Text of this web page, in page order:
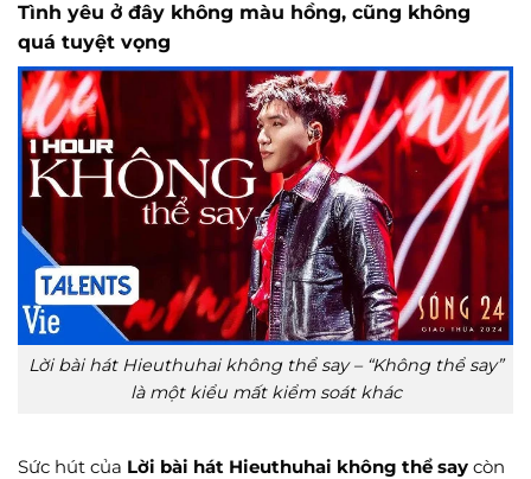
Tình yêu ở đây không màu hồng, cũng không
quá tuyệt vọng
Lời bài hát Hieuthuhai không thể say – “Không thể say”
là một kiểu mất kiểm soát khác
Sức hút của Lời bài hát Hieuthuhai không thể say còn